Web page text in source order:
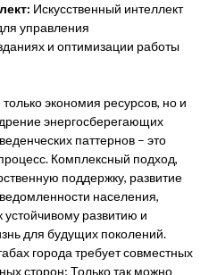
Искусственный интеллект
управления
и оптимизации работы
экономия ресурсов, но и
энергосберегающих
паттернов – это
Комплексный подход,
поддержку, развитие
населения,
устойчивому развитию и
для будущих поколений.
города требует совместных
сторон; Только так можно